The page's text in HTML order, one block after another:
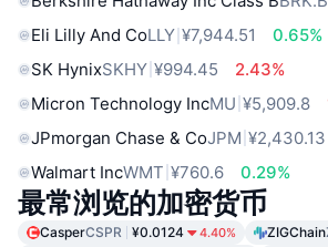
Eli Lilly And CoLLY ¥7,944.51
0.65%
SK HynixSKHY ¥994.45
2.43%
Micron Technology IncMU ¥5,909.8
JPmorgan Chase & CoJPM ¥2,430.13
Walmart IncWMT ¥760.6 0.29%
最常浏览的加密货币
CasperCSPR ¥0.0124 4.40% ZIGChain